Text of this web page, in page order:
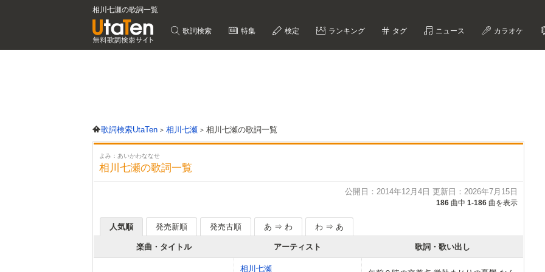
相川七瀬の歌詞一覧
歌詞検索 特集 検定 ランキング タグ ニュース カラオケ
歌詞検索UtaTen 相川七瀬 相川七瀬の歌詞一覧
よみ：あいかわななせ
相川七瀬の歌詞一覧
公開日：2014年12月4日 更新日：2026年7月15日
186 曲中 1-186 曲を表示
人気順 発売新順 発売古順 あ ⇒ わ わ ⇒ あ
楽曲・タイトル アーティスト 歌詞・歌い出し
相川七瀬